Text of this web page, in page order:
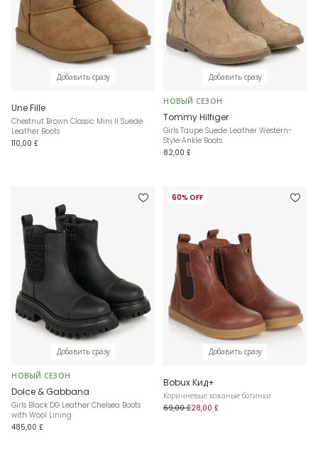
Добавить сразу
Une Fille
Chestnut Brown Classic Mini II Suede
Leather Boots
110,00 £
Добавить сразу
НОВЫЙ СЕЗОН
Tommy Hilfiger
Girls Taupe Suede Leather Western-
Style Ankle Boots
82,00 £
Добавить сразу
НОВЫЙ СЕЗОН
Dolce & Gabbana
Girls Black DG Leather Chelsea Boots
with Wool Lining
485,00 £
60% OFF
Добавить сразу
Bobux Кид+
Коричневые кожаные ботинки
69,00 £28,00 £